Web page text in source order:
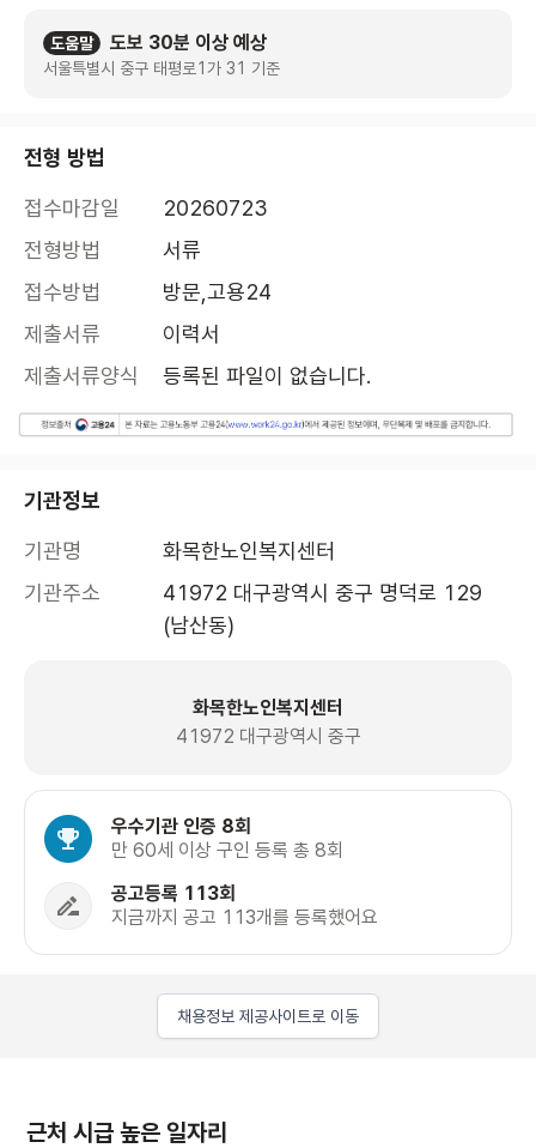
도움말 도보 30분 이상 예상
서울특별시 중구 태평로1가 31 기준
전형 방법
접수마감일
20260723
전형방법
서류
접수방법
방문,고용24
제출서류
이력서
제출서류양식
등록된 파일이 없습니다.
기관정보
기관명
화목한노인복지센터
기관주소
41972 대구광역시 중구 명덕로 129
(남산동)
화목한노인복지센터
41972 대구광역시 중구
우수기관 인증 8회
만 60세 이상 구인 등록 총 8회
공고등록 113회
지금까지 공고 113개를 등록했어요
채용정보 제공사이트로 이동
근처 시급 높은 일자리